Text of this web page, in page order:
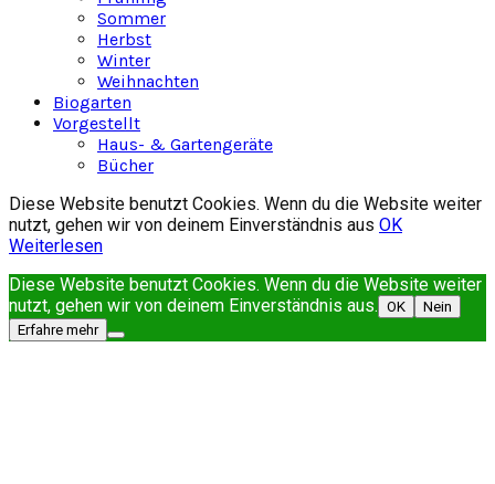
Sommer
Herbst
Winter
Weihnachten
Biogarten
Vorgestellt
Haus- & Gartengeräte
Bücher
Diese Website benutzt Cookies. Wenn du die Website weiter
nutzt, gehen wir von deinem Einverständnis aus OK
Weiterlesen
Diese Website benutzt Cookies. Wenn du die Website weiter
nutzt, gehen wir von deinem Einverständnis aus. OK
Nein
Erfahre mehr